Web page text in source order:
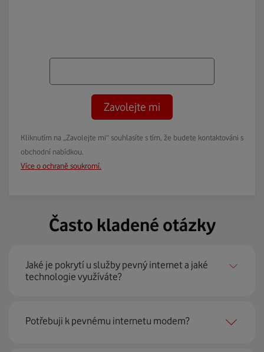
Zavolejte mi
Kliknutím na „Zavolejte mi“ souhlasíte s tím, že budete kontaktováni s
obchodní nabídkou.
Více o ochraně soukromí.
Často kladené otázky
Jaké je pokrytí u služby pevný internet a jaké
technologie využíváte?
Pevný internet můžeme nabídnout
domácností
Potřebuji k pevnému internetu modem?